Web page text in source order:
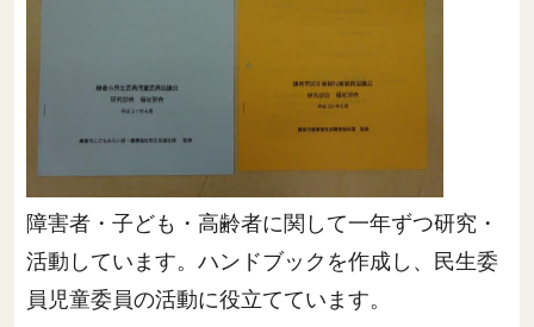
障害者・子ども・高齢者に関して一年ずつ研究・
活動しています。ハンドブックを作成し、民生委
員児童委員の活動に役立てています。